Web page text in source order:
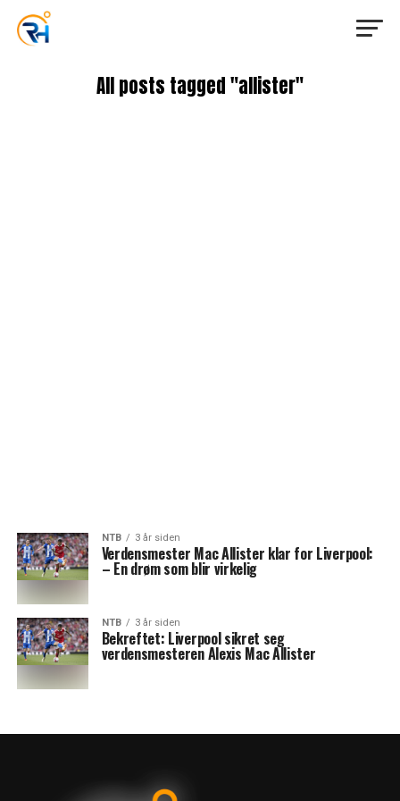
All posts tagged "allister"
NTB 3 år siden
Verdensmester Mac Allister klar for Liverpool:
– En drøm som blir virkelig
NTB 3 år siden
Bekreftet: Liverpool sikret seg
verdensmesteren Alexis Mac Allister